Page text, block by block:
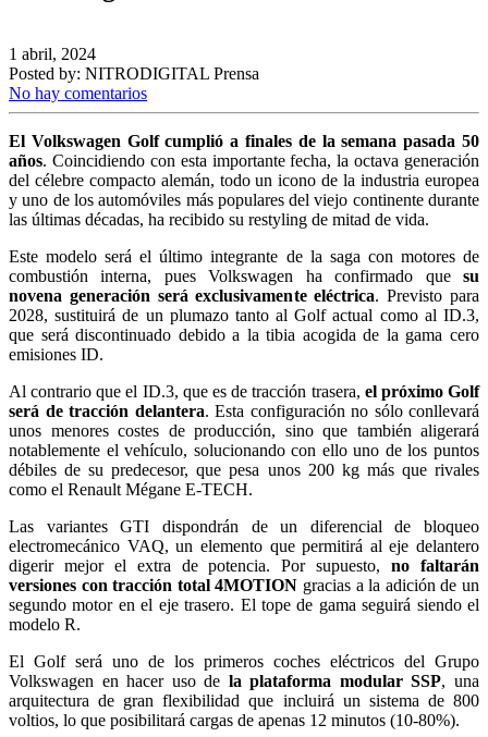
1 abril, 2024
Posted by: NITRODIGITAL Prensa
No hay comentarios
El Volkswagen Golf cumplió a finales de la semana pasada 50
años. Coincidiendo con esta importante fecha, la octava generación
del célebre compacto alemán, todo un icono de la industria europea
y uno de los automóviles más populares del viejo continente durante
las últimas décadas, ha recibido su restyling de mitad de vida.
Este modelo será el último integrante de la saga con motores de
combustión interna, pues Volkswagen ha confirmado quesu
novena generación será exclusivamente eléctrica. Previsto para
2028, sustituirá de un plumazo tanto al Golf actual como al ID.3,
que será discontinuado debido a la tibia acogida de la gama cero
emisiones ID.
Al contrario que el ID.3, que es de tracción trasera, el próximo Golf
será de tracción delantera. Esta configuración no sólo conllevará
unos menores costes de producción, sino que también aligerará
notablemente el vehículo, solucionando con ello uno de los puntos
débiles de su predecesor, que pesa unos 200 kg más que rivales
como el Renault Mégane E-TECH.
Las variantes GTI dispondrán de un diferencial de bloqueo
electromecánico VAQ, un elemento que permitirá al eje delantero
digerir mejor el extra de potencia. Por supuesto,no faltarán
versiones con tracción total 4MOTION gracias a la adición de un
segundo motor en el eje trasero. El tope de gama seguirá siendo el
modelo R.
El Golf será uno de los primeros coches eléctricos del Grupo
Volkswagen en hacer uso de la plataforma modular SSP, una
arquitectura de gran flexibilidad que incluirá un sistema de 800
voltios, lo que posibilitará cargas de apenas 12 minutos (10-80%).